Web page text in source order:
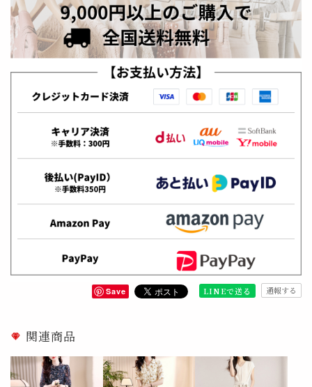
Save LINEで送る 通報する
関連商品